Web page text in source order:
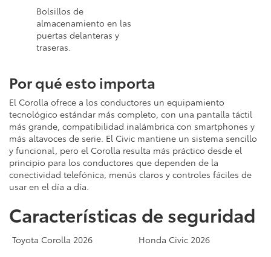
Bolsillos de
almacenamiento en las
puertas delanteras y
traseras.
Por qué esto importa
El Corolla ofrece a los conductores un equipamiento
tecnológico estándar más completo, con una pantalla táctil
más grande, compatibilidad inalámbrica con smartphones y
más altavoces de serie. El Civic mantiene un sistema sencillo
y funcional, pero el Corolla resulta más práctico desde el
principio para los conductores que dependen de la
conectividad telefónica, menús claros y controles fáciles de
usar en el día a día.
Características de seguridad
Toyota Corolla 2026
Honda Civic 2026